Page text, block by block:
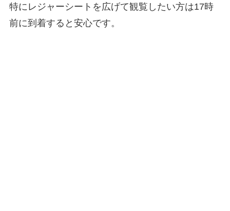
特にレジャーシートを広げて観覧したい方は17時
前に到着すると安心です。